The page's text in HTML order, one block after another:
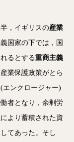
，イギリスの産業
国家の下では，国
るとする重商主義
業保護政策がとら
エンクロージャー)
者となり，余剰労
より蓄積された資
てあった。そし